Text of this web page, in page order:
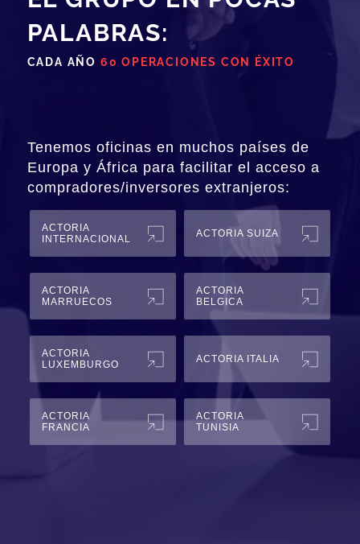
PALABRAS:
CADA AÑO 60 OPERACIONES CON ÉXITO
Tenemos oficinas en muchos países de
Europa y África para facilitar el acceso a
compradores/inversores extranjeros:
ACTORIA
INTERNACIONAL
ACTORIA SUIZA
ACTORIA
MARRUECOS
ACTORIA
BELGICA
ACTORIA
LUXEMBURGO
ACTORIA ITALIA
ACTORIA
FRANCIA
ACTORIA
TUNISIA